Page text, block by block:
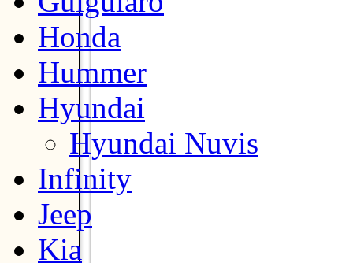
Honda
Hummer
Hyundai
Hyundai Nuvis
Infinity
Jeep
Kia